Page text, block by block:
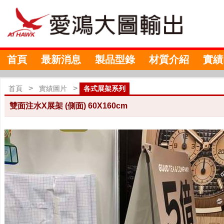
首頁 最新消息 製品型錄 材質介紹 實
首頁 > 實績圖片 > 各式展架系列
雙面注水X展架 (側面) 60X160cm